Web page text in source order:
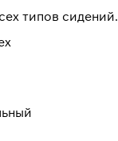
типов сидений.